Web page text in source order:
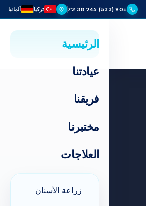
+90 (533) 245 38 72 تركيا ألمانيا
الرئيسية
عيادتنا
فريقنا
مختبرنا
العلاجات
زراعة الأسنان